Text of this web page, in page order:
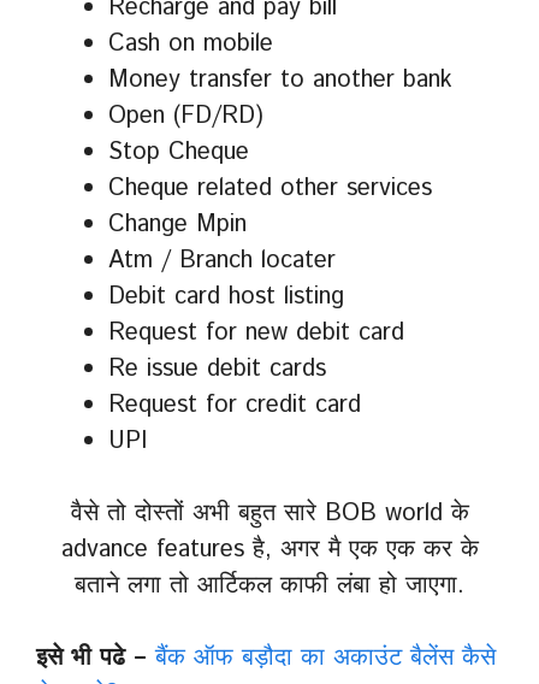
Recharge and pay bill
Cash on mobile
Money transfer to another bank
Open (FD/RD)
Stop Cheque
Cheque related other services
Change Mpin
Atm / Branch locater
Debit card host listing
Request for new debit card
Re issue debit cards
Request for credit card
UPI
वैसे तो दोस्तों अभी बहुत सारे BOB world के
advance features है, अगर मै एक एक कर के
बताने लगा तो आर्टिकल काफी लंबा हो जाएगा.
इसे भी पढे – बैंक ऑफ बड़ौदा का अकाउंट बैलेंस कैसे